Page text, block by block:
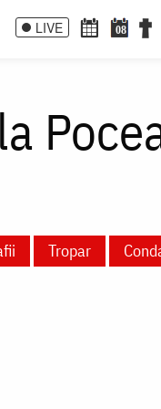
LIVE 08
Tropar